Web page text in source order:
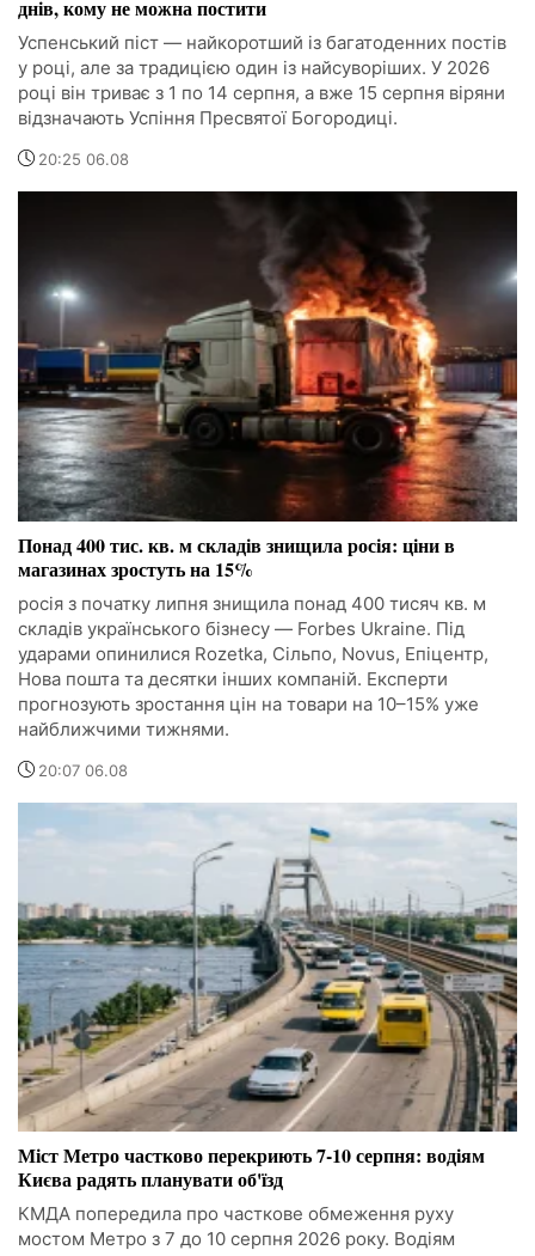
днів, кому не можна постити
Успенський піст — найкоротший із багатоденних постів
у році, але за традицією один із найсуворіших. У 2026
році він триває з 1 по 14 серпня, а вже 15 серпня віряни
відзначають Успіння Пресвятої Богородиці.
20:25 06.08
Понад 400 тис. кв. м складів знищила росія: ціни в
магазинах зростуть на 15%
росія з початку липня знищила понад 400 тисяч кв. м
складів українського бізнесу — Forbes Ukraine. Під
ударами опинилися Rozetka, Сільпо, Novus, Епіцентр,
Нова пошта та десятки інших компаній. Експерти
прогнозують зростання цін на товари на 10–15% уже
найближчими тижнями.
20:07 06.08
Міст Метро частково перекриють 7-10 серпня: водіям
Києва радять планувати об'їзд
КМДА попередила про часткове обмеження руху
мостом Метро з 7 до 10 серпня 2026 року. Водіям